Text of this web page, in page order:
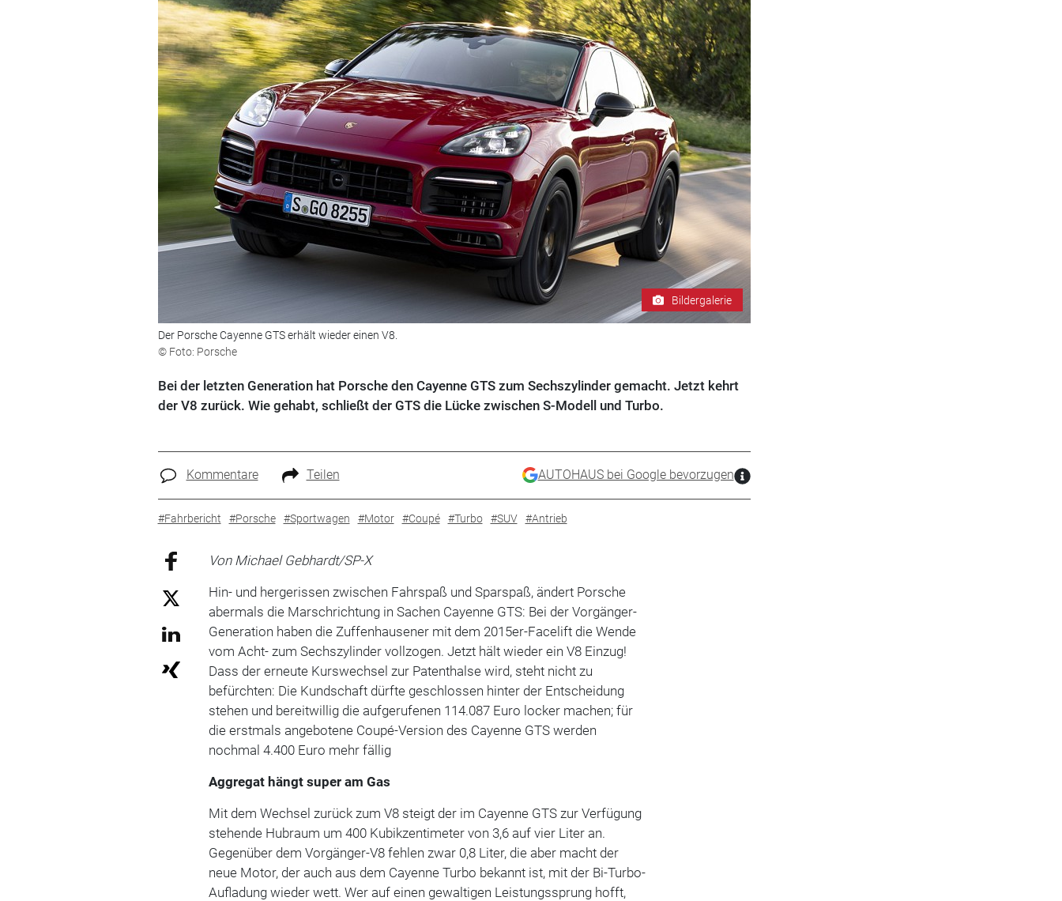
Bildergalerie
Der Porsche Cayenne GTS erhält wieder einen V8.
© Foto: Porsche
Bei der letzten Generation hat Porsche den Cayenne GTS zum Sechszylinder gemacht. Jetzt kehrt
der V8 zurück. Wie gehabt, schließt der GTS die Lücke zwischen S-Modell und Turbo.
Kommentare Teilen AUTOHAUS bei Google bevorzugen
#Fahrbericht #Porsche #Sportwagen #Motor #Coupé #Turbo #SUV #Antrieb
Von Michael Gebhardt/SP-X
Hin- und hergerissen zwischen Fahrspaß und Sparspaß, ändert Porsche
abermals die Marschrichtung in Sachen Cayenne GTS: Bei der Vorgänger-
Generation haben die Zuffenhausener mit dem 2015er-Facelift die Wende
vom Acht- zum Sechszylinder vollzogen. Jetzt hält wieder ein V8 Einzug!
Dass der erneute Kurswechsel zur Patenthalse wird, steht nicht zu
befürchten: Die Kundschaft dürfte geschlossen hinter der Entscheidung
stehen und bereitwillig die aufgerufenen 114.087 Euro locker machen; für
die erstmals angebotene Coupé-Version des Cayenne GTS werden
nochmal 4.400 Euro mehr fällig
Aggregat hängt super am Gas
Mit dem Wechsel zurück zum V8 steigt der im Cayenne GTS zur Verfügung
stehende Hubraum um 400 Kubikzentimeter von 3,6 auf vier Liter an.
Gegenüber dem Vorgänger-V8 fehlen zwar 0,8 Liter, die aber macht der
neue Motor, der auch aus dem Cayenne Turbo bekannt ist, mit der Bi-Turbo-
Aufladung wieder wett. Wer auf einen gewaltigen Leistungssprung hofft,